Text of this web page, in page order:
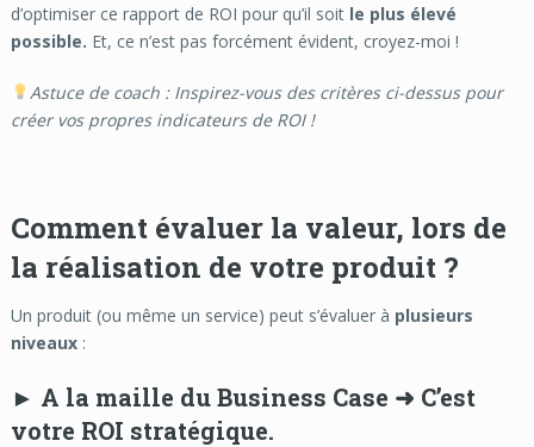
d’optimiser ce rapport de ROI pour qu’il soit le plus élevé
possible. Et, ce n’est pas forcément évident, croyez-moi !
Astuce de coach : Inspirez-vous des critères ci-dessus pour
créer vos propres indicateurs de ROI !
Comment évaluer la valeur, lors de
la réalisation de votre produit ?
Un produit (ou même un service) peut s’évaluer à plusieurs
niveaux:
► A la maille duBusiness Case ➜ C’est
votre ROI stratégique.